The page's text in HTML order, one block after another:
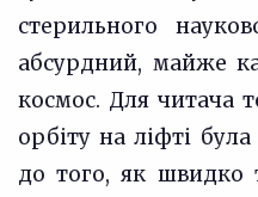
стерильного
абсурдний, майже
космос. Для читача
орбіту на ліфті
до того, як швидко